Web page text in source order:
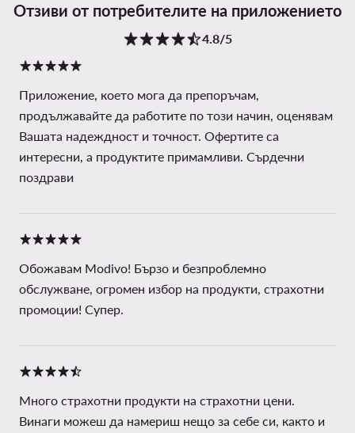
Отзиви от потребителите на приложението
4.8/5
Приложение, което мога да препоръчам,
продължавайте да работите по този начин, оценявам
Вашата надеждност и точност. Офертите са
интересни, а продуктите примамливи. Сърдечни
поздрави
Обожавам Modivo! Бързо и безпроблемно
обслужване, огромен избор на продукти, страхотни
промоции! Супер.
Много страхотни продукти на страхотни цени.
Винаги можеш да намериш нещо за себе си, както и